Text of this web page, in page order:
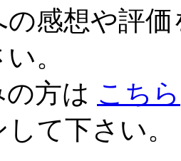
の感想や評価
。
方は こちら
て下さい。